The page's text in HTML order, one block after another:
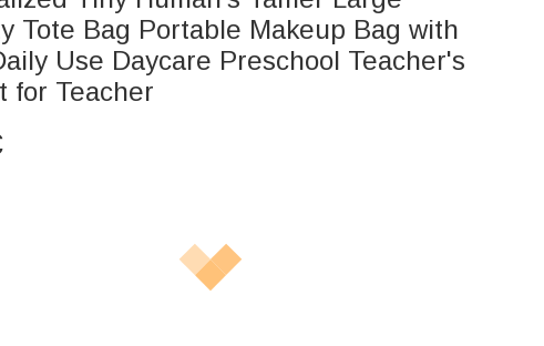
Tote Bag Portable Makeup Bag with
Use Daycare Preschool Teacher's
for Teacher